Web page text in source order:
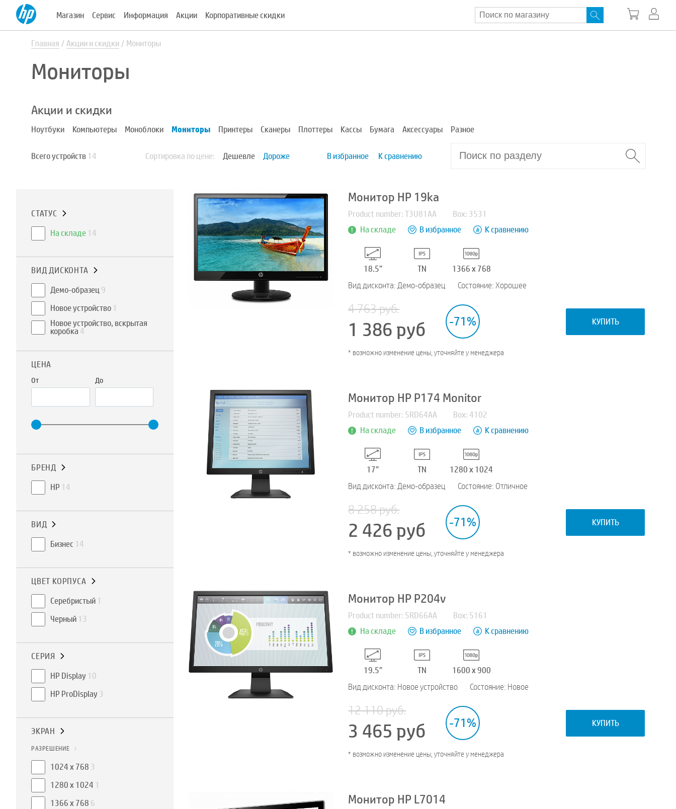
Магазин Сервис Информация Акции Корпоративные скидки
Главная Акции и скидки Мониторы
Мониторы
Акции и скидки
Ноутбуки Компьютеры Моноблоки Мониторы Принтеры Сканеры Плоттеры Кассы Бумага Аксессуары Разное
Всего устройств14 Сортировка по цене: Дешевле Дороже В избранное К сравнению
СТАТУС
На складе14
ВИД ДИСКОНТА
Демо-образец9
Новое устройство1
Новое устройство, вскрытая
коробка 4
ЦЕНА
От До
БРЕНД
HP 14
ВИД
Бизнес 14
ЦВЕТ КОРПУСА
Серебристый1
Черный13
СЕРИЯ
HP Display 10
HP ProDisplay 3
ЭКРАН
РАЗРЕШЕНИЕ
1024 x 768 3
1280 x 1024 1
1366 x 768 6
Монитор HP 19ka
Product number: T3U81AA
Box: 3531
На складе
В избранное К сравнению
18.5” TN
1366 x 768
Вид дисконта: Демо-образец
Состояние: Хорошее
4 763 руб.
1 386 руб -71% КУПИТЬ
* возможно изменение цены, уточняйте у менеджера
Монитор HP P174 Monitor
Product number: 5RD64AA
Box: 4102
На складе
В избранное К сравнению
17” TN
1280 x 1024
Вид дисконта: Демо-образец
Состояние: Отличное
8 258 руб.
2 426 руб -71% КУПИТЬ
* возможно изменение цены, уточняйте у менеджера
Монитор HP P204v
Product number: 5RD66AA
Box: 5161
На складе
В избранное К сравнению
19.5” TN
1600 x 900
Вид дисконта: Новое устройство
Состояние: Новое
12 110 руб.
3 465 руб -71% КУПИТЬ
* возможно изменение цены, уточняйте у менеджера
Монитор HP L7014